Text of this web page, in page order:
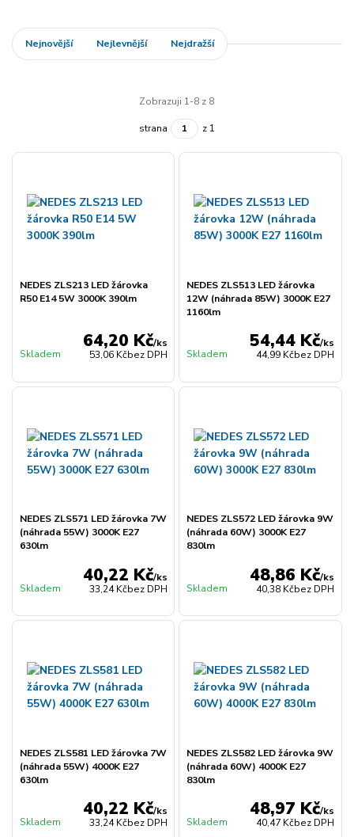
Nejnovější Nejlevnější Nejdražší
Zobrazuji 1-8 z 8
strana z 1
NEDES ZLS213 LED žárovka
R50 E14 5W 3000K 390lm
64,20 Kč/ks
53,06 Kčbez DPH
Skladem
NEDES ZLS513 LED žárovka
12W (náhrada 85W) 3000K E27
1160lm
54,44 Kč/ks
44,99 Kčbez DPH
Skladem
NEDES ZLS571 LED žárovka 7W
(náhrada 55W) 3000K E27
630lm
40,22 Kč/ks
33,24 Kčbez DPH
Skladem
NEDES ZLS572 LED žárovka 9W
(náhrada 60W) 3000K E27
830lm
48,86 Kč/ks
40,38 Kčbez DPH
Skladem
NEDES ZLS581 LED žárovka 7W
(náhrada 55W) 4000K E27
630lm
40,22 Kč/ks
33,24 Kčbez DPH
Skladem
NEDES ZLS582 LED žárovka 9W
(náhrada 60W) 4000K E27
830lm
48,97 Kč/ks
40,47 Kčbez DPH
Skladem